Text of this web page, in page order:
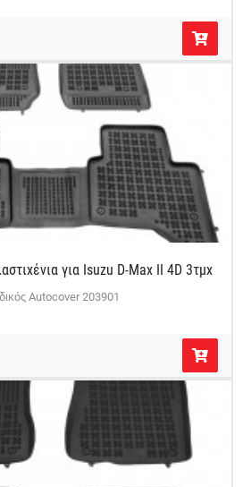
για Isuzu D-Max II 4D 3τμχ
Autocover 203901